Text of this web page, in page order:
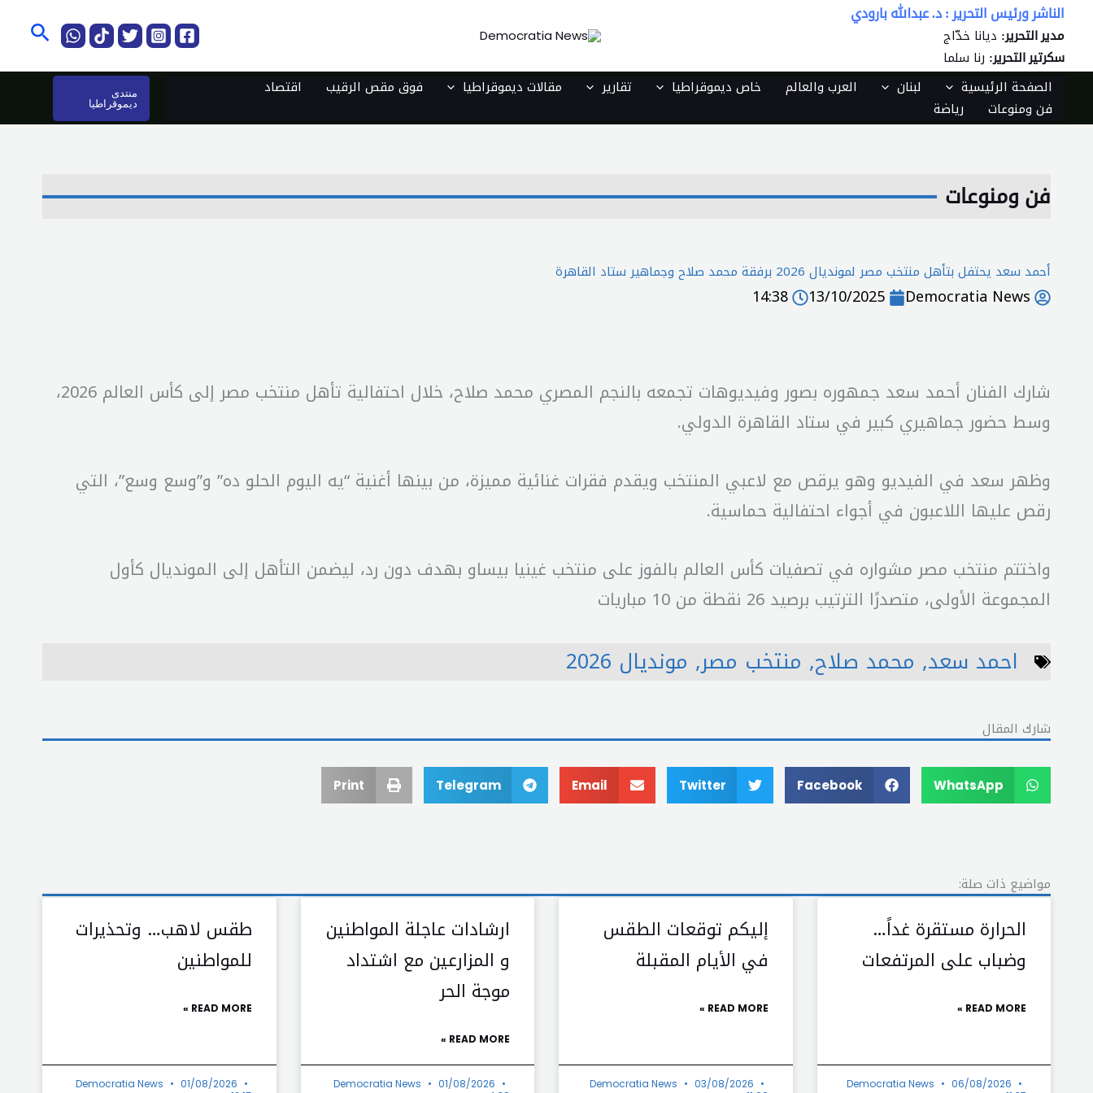
تخطي
المحتوى
الناشر ورئيس التحرير : د. عبدالله بارودي
مدير التحرير: ديانا خدّاج
سكرتير التحرير: رنا سلما
الصفحة الرئيسية لبنان العرب والعالم خاص ديموقراطيا تقارير مقالات ديموقراطيا فوق مقص الرقيب
اقتصاد
فن ومنوعات
رياضة
منتدى
ديموقراطيا
فن ومنوعات
أحمد سعد يحتفل بتأهل منتخب مصر لمونديال 2026 برفقة محمد صلاح وجماهير ستاد القاهرة
Democratia News
13/10/2025
14:38
شارك الفنان أحمد سعد جمهوره بصور وفيديوهات تجمعه بالنجم المصري محمد صلاح، خلال احتفالية تأهل منتخب مصر إلى كأس العالم 2026،
وسط حضور جماهيري كبير في ستاد القاهرة الدولي.
وظهر سعد في الفيديو وهو يرقص مع لاعبي المنتخب ويقدم فقرات غنائية مميزة، من بينها أغنية “يه اليوم الحلو ده” و”وسع وسع”، التي
رقص عليها اللاعبون في أجواء احتفالية حماسية.
واختتم منتخب مصر مشواره في تصفيات كأس العالم بالفوز على منتخب غينيا بيساو بهدف دون رد، ليضمن التأهل إلى المونديال كأول
المجموعة الأولى، متصدرًا الترتيب برصيد 26 نقطة من 10 مباريات
احمد سعد, محمد صلاح, منتخب مصر, مونديال 2026
شارك المقال
WhatsApp
Facebook
Twitter
Email
Telegram
Print
مواضيع ذات صلة:
الحرارة مستقرة غداً…
وضباب على المرتفعات
READ MORE »
Democratia News
06/08/2026
إليكم توقعات الطقس
في الأيام المقبلة
READ MORE »
Democratia News
03/08/2026
ارشادات عاجلة المواطنين
و المزارعين مع اشتداد
موجة الحر
READ MORE »
Democratia News
01/08/2026
طقس لاهب… وتحذيرات
للمواطنين
READ MORE »
Democratia News
01/08/2026